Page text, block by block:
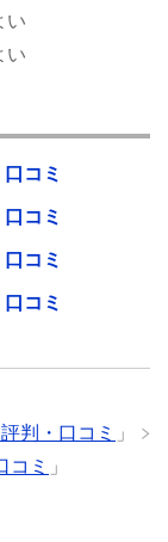
い
い
コミ
コミ
コミ
コミ
判・口コミ
」
コミ 」